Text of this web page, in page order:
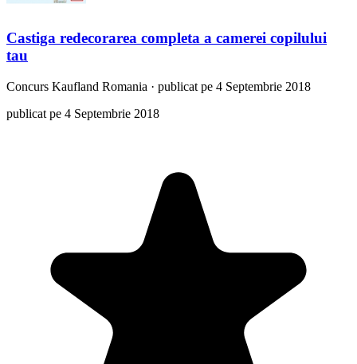
Castiga redecorarea completa a camerei copilului
tau
Concurs Kaufland Romania · publicat pe 4 Septembrie 2018
publicat pe 4 Septembrie 2018